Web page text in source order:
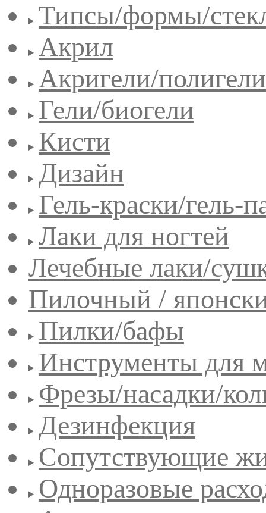
Типсы/формы/
Акрил
Акригели/полигели
Гели/биогели
Кисти
Дизайн
Гель-краски/гель-
Лаки для ногтей
Лечебные лаки/
Пилочный /
Пилки/бафы
Инструменты для
Фрезы/насадки/
Дезинфекция
Сопутствующие
Одноразовые